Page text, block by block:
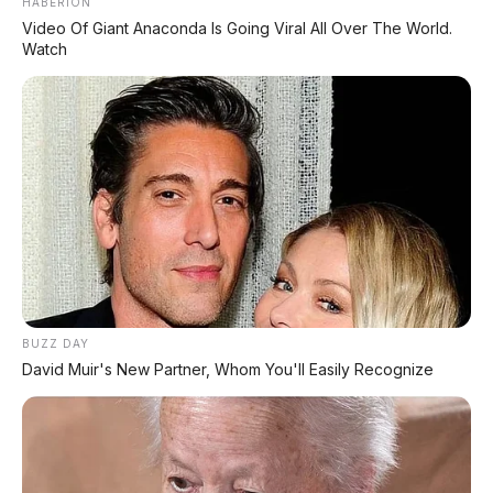
REKOMENDASI UNTUK ANDA
⚡ Leapmotor D99: MPV Listrik Premium
700 Km dengan Harga Mulai Rp660 Juta
⚡ GAC Trumpchi Yue 7: SUV Off-Road
PHEV Boxy Alias Defender Siap
Meluncur
⚡ Bus Gunung Harta Terbakar di Tol
Nganjuk, 33 Orang Selamat
⚡ MG 4X: SUV Listrik Kompak dengan
Baterai Semi-Solid-State & Range 610
Video Of Giant Anaconda Is Going Viral All Over The World.
Watch
BUZZ DAY
David Muir's New Partner, Whom You'll Easily Recognize